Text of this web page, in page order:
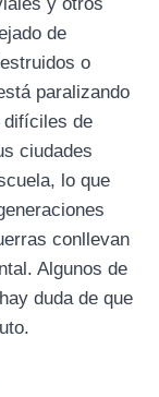
y otros
de
o
paralizando
difíciles de
ciudades
lo que
conllevan
Algunos de
duda de que